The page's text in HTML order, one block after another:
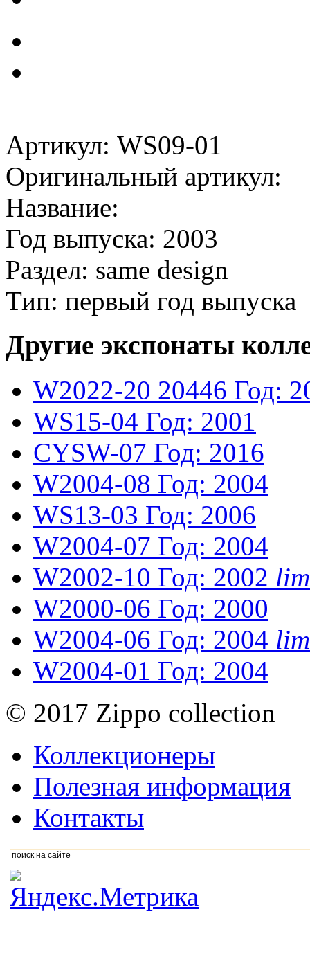
Артикул: WS09-01
Оригинальный артикул:
Название:
Год выпуска: 2003
Раздел: same design
Тип: первый год выпуска
Другие экспонаты
W2022-20 20446 Год:
WS15-04 Год: 2001
CYSW-07 Год: 2016
W2004-08 Год: 2004
WS13-03 Год: 2006
W2004-07 Год: 2004
W2002-10 Год: 2002
W2000-06 Год: 2000
W2004-06 Год: 2004
W2004-01 Год: 2004
© 2017 Zippo collection
Коллекционеры
Полезная информация
Контакты